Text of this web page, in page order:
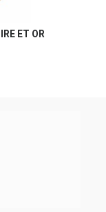
ET OR